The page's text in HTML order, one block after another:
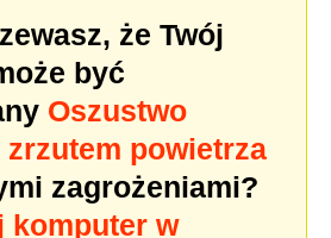
że Twój
być
Oszustwo
zrzutem powietrza
zagrożeniami?
komputer w